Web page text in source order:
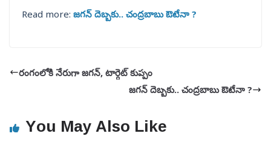
Read more: జగన్ దెబ్బకు.. చంద్రబాబు ఔటేనా ?
రంగంలోకి నేరుగా జగన్, టార్గెట్ కుప్పం
జగన్ దెబ్బకు.. చంద్రబాబు ఔటేనా ?
You May Also Like